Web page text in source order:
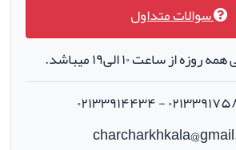
سوالات متداول
از ساعت ۱۰ الی۱۹ میباشد.